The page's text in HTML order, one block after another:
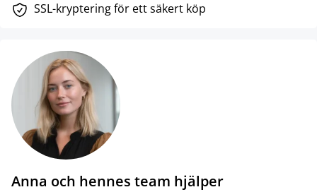
SSL-kryptering för ett säkert köp
Anna och hennes team hjälper